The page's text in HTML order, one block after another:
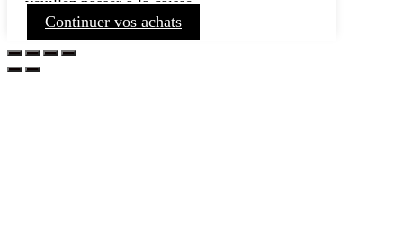
Continuer vos achats